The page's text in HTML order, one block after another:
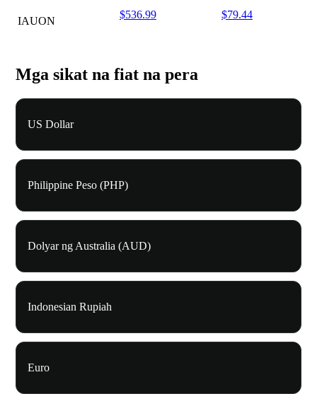
IAUON
$536.99 $79.44
Mga sikat na fiat na pera
US Dollar
Philippine Peso (PHP)
Dolyar ng Australia (AUD)
Indonesian Rupiah
Euro